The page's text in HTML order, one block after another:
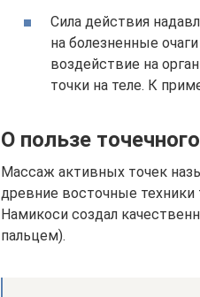
Сила действия
на болезненные
воздействие на
точки на теле. К
О пользе
Массаж активных точек
древние восточные техники
Намикоси создал
пальцем).